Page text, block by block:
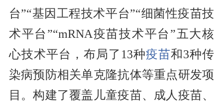
台”“基因工程技术平台”“细菌性疫苗技
术平台”“mRNA疫苗技术平台”五大核
心技术平台，布局了13种疫苗和3种传
染病预防相关单克隆抗体等重点研发项
目。构建了覆盖儿童疫苗、成人疫苗、